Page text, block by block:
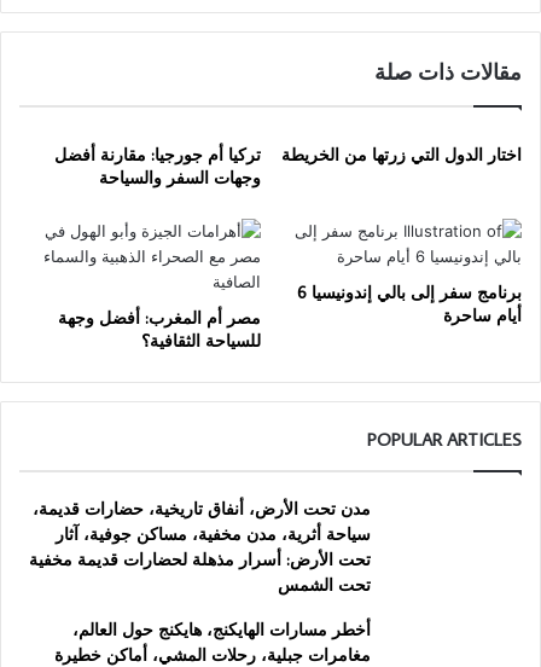
مقالات ذات صلة
اختار الدول التي زرتها من الخريطة
تركيا أم جورجيا: مقارنة أفضل
وجهات السفر والسياحة
برنامج سفر إلى بالي إندونيسيا 6
أيام ساحرة
مصر أم المغرب: أفضل وجهة
للسياحة الثقافية؟
POPULAR ARTICLES
مدن تحت الأرض، أنفاق تاريخية، حضارات قديمة،
سياحة أثرية، مدن مخفية، مساكن جوفية، آثار
تحت الأرض: أسرار مذهلة لحضارات قديمة مخفية
تحت الشمس
أخطر مسارات الهايكنج، هايكنج حول العالم،
مغامرات جبلية، رحلات المشي، أماكن خطيرة